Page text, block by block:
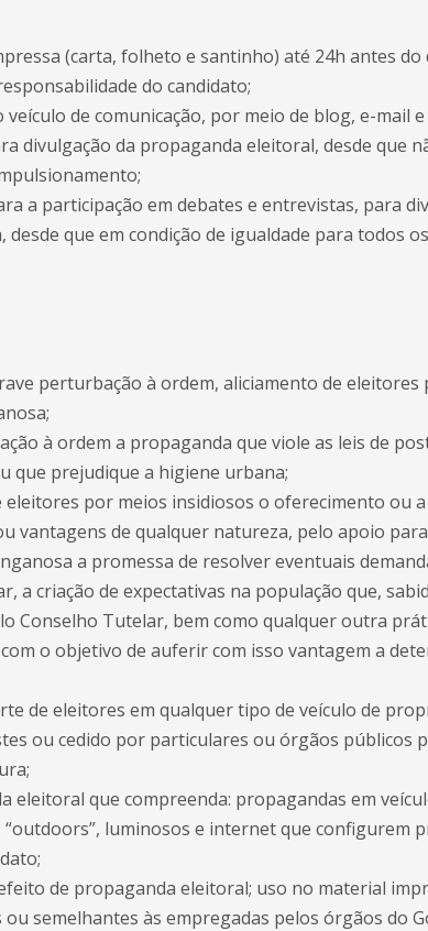
(carta, folheto e santinho) até 24h antes do
do candidato;
de comunicação, por meio de blog, e-mail
divulgação da propaganda eleitoral, desde que
a participação em debates e entrevistas, para
que em condição de igualdade para todos
perturbação à ordem, aliciamento de eleitores
à ordem a propaganda que viole as leis de
que prejudique a higiene urbana;
eleitores por meios insidiosos o oferecimento ou
vantagens de qualquer natureza, pelo apoio
a promessa de resolver eventuais
a criação de expectativas na população que,
Conselho Tutelar, bem como qualquer outra
o objetivo de auferir com isso vantagem a
de eleitores em qualquer tipo de veículo de
ou cedido por particulares ou órgãos públicos
eleitoral que compreenda: propagandas em
“outdoors”, luminosos e internet que configurem
de propaganda eleitoral; uso no material
semelhantes às empregadas pelos órgãos do